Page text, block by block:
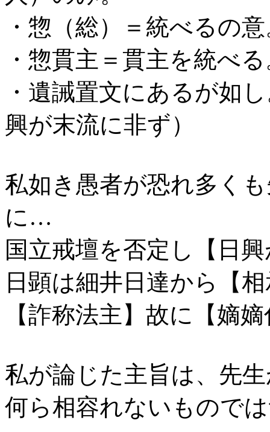
・惣（総）＝統べるの
・惣貫主＝貫主を統べ
・遺誡置文にあるが如
興が末流に非ず）
私如き愚者が恐れ多く
に…
国立戒壇を否定し【日
日顕は細井日達から【
【詐称法主】故に【嫡
私が論じた主旨は、先
何ら相容れないもので